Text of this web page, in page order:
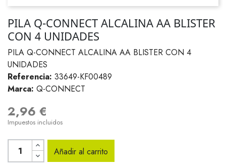
PILA Q-CONNECT ALCALINA AA BLISTER
CON 4 UNIDADES
PILA Q-CONNECT ALCALINA AA BLISTER CON 4
UNIDADES
Referencia: 33649-KF00489
Marca: Q-CONNECT
2,96 €
Impuestos incluidos
Añadir al carrito